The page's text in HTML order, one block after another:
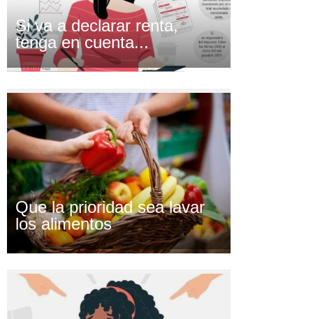
Si va a declarar renta,
tenga en cuenta...
Que la prioridad sea lavar
los alimentos